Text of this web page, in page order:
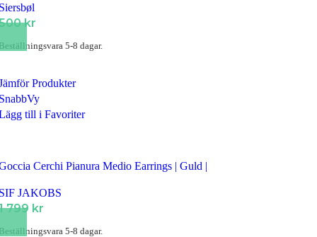
kr
5-8 dagar.
Produkter
till i Favoriter
Cerchi Pianura Medio Earrings | Guld |
JAKOBS
799 kr
5-8 dagar.